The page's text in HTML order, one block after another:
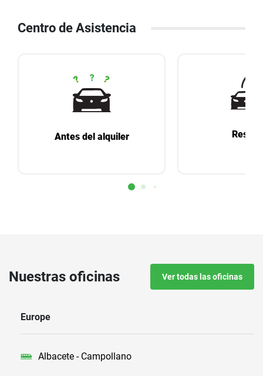
Centro de Asistencia
Antes del alquiler
Nuestras oficinas Ver todas las oficinas
Europe
Albacete - Campollano